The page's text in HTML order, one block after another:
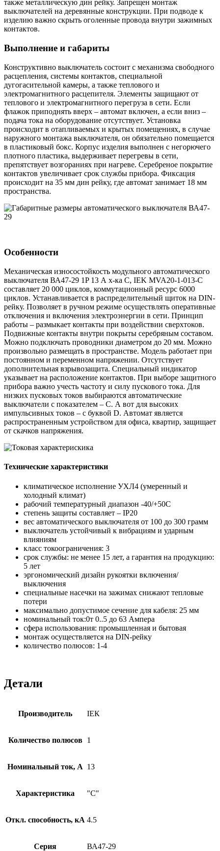
также металлическую дин рейку. Запрещен монтаж
выключателей на деревянные конструкции. При подводе к
изделию важно скрыть оголенные провода внутри зажимных
контактов.
Выполнение и габариты
Конструктивно выключатель состоит с механизма свободного
расцепления, системы контактов, специальной
дугогасительной камеры, а также теплового и
электромагнитного расцепителя. Элементы защищают от
теплового и электромагнитного перегруза в сети. Если
флажок приподнять вверх – автомат включен, а если вниз –
подача тока на оборудование отсутствует. Установка
происходит в отапливаемых и крытых помещениях, в случае
наружного монтажа выключателя, он обязательно помещается
в пластиковый бокс. Корпус изделия выполнен с негорючего
плотного пластика, выдерживает перегревы в сети,
препятствует возгораниях при нагреве. Серебреное покрытие
контактов увеличивает срок службы прибора. Фиксация
происходит на 35 мм дин рейку, где автомат занимает 18 мм
пространства.
Особенности
Механическая износостойкость модульного автоматического
выключателя ВА47-29 1P 13 А х-ка C, IEK MVA20-1-013-C
составляет 20 000 циклов, коммутационный ресурс 6000
циклов. Устанавливается в распределительный щиток на DIN-
рейку. Позволяет в ручном режиме осуществлять оперативные
отключения и включения электроэнергии в сети. Принцип
работы – размыкает контакты при воздействии сверхтоков.
Подвижные контакты внутри покрыты серебряным составом.
Можно подключать проводники диаметром до 20 мм. Можно
произвольно размещать в пространстве. Модель работает при
постоянном и переменном напряжении. Отсутствует
дополнительная взрывозащита. Специальный индикатор
указывает на расположение контактов. При выборе защитного
прибора важно учесть частоту и силу пускового тока. Для
низких пусковых токов выбираются автоматические
выключатели с показателем – С. А вот для высоких
импульсивных токов – с буквой D. Автомат является
распространенным устройством для офиса, квартир, защищает
от скачков напряжения.
Технические характеристики
климатическое исполнение УХЛ4 (умеренный и
холодный климат)
рабочий температурный диапазон -40/+50С
степень защиты составляет – IP20
вес автоматического выключателя от 100 до 300 грамм
выключатель устойчивый к вибрациям и ударным
влияниям
класс токоограничения: 3
срок службы: не менее 15 лет, а гарантия на продукцию:
5 лет
эргономический дизайн рукоятки включения/
выключения
специальные насечки на зажимах снижают тепловые
потери
максимально допустимое сечение для кабеля: 25 мм
номинальный ток:0т 0..5 до 63 Ампера
сфера использования: промышленная и бытовая
монтаж осуществляется на DIN-рейку
количество полюсов: 1-4
Детали
Производитель ІЕК
Количество полюсов 1
Номинальный ток, А 13
Характеристика "С"
Откл. способность, кА 4.5
Серия ВА47-29